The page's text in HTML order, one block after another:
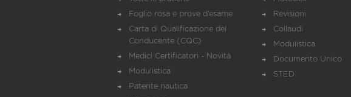
Foglio rosa e prove d’esame
Carta di Qualificazione del
Conducente (CQC)
Medici Certificatori - Novità
Modulistica
Patente nautica
Revisioni
Collaudi
Modulistica
Documento Unico
STED